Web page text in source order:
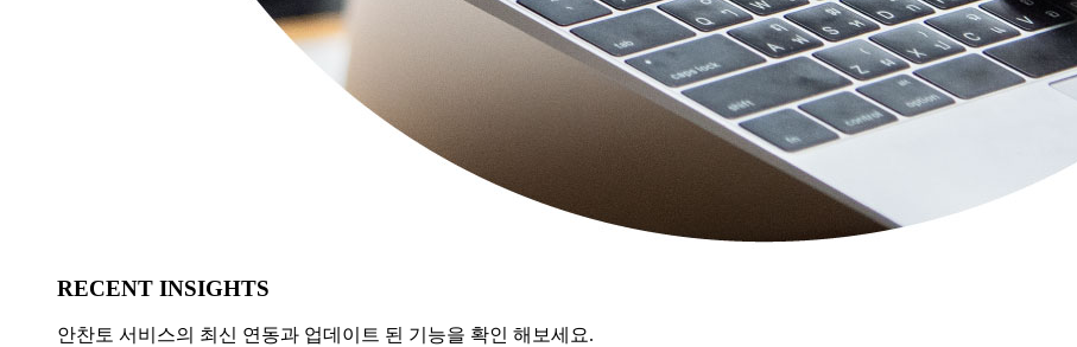
RECENT INSIGHTS
안찬토 서비스의 최신 연동과 업데이트 된 기능을 확인 해보세요.